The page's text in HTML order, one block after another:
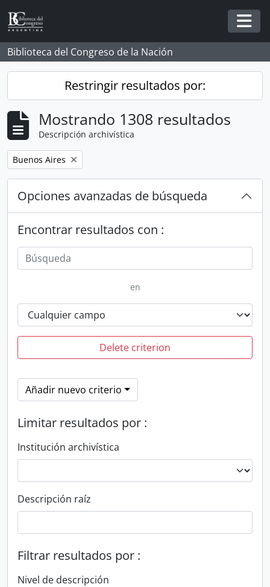
Skip to main content
Biblioteca del Congreso de la Nación
Restringir resultados por:
Mostrando 1308 resultados
Descripción archivística
Remove filter:
Buenos Aires
Opciones avanzadas de búsqueda
Encontrar resultados con :
en
Delete criterion
Añadir nuevo criterio
Limitar resultados por :
Institución archivística
Descripción raíz
Filtrar resultados por :
Nivel de descripción